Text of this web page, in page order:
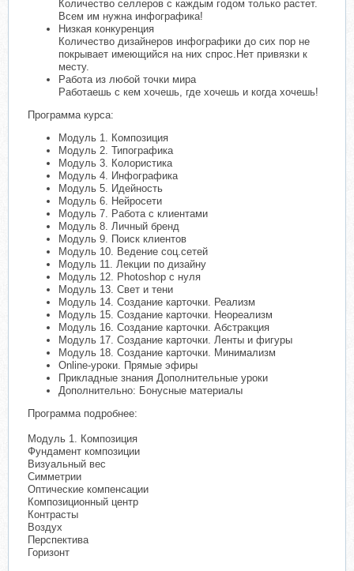
Количество селлеров с каждым годом только растет.
Всем им нужна инфографика!
Низкая конкуренция
Количество дизайнеров инфографики до сих пор не
покрывает имеющийся на них спрос.Нет привязки к
месту.
Работа из любой точки мира
Работаешь с кем хочешь, где хочешь и когда хочешь!
Программа курса:
Модуль 1. Композиция
Модуль 2. Типографика
Модуль 3. Колористика
Модуль 4. Инфографика
Модуль 5. Идейность
Модуль 6. Нейросети
Модуль 7. Работа с клиентами
Модуль 8. Личный бренд
Модуль 9. Поиск клиентов
Модуль 10. Ведение соц.сетей
Модуль 11. Лекции по дизайну
Модуль 12. Photoshop c нуля
Модуль 13. Свет и тени
Модуль 14. Создание карточки. Реализм
Модуль 15. Создание карточки. Неореализм
Модуль 16. Создание карточки. Абстракция
Модуль 17. Создание карточки. Ленты и фигуры
Модуль 18. Создание карточки. Минимализм
Online-уроки. Прямые эфиры
Прикладные знания Дополнительные уроки
Дополнительно: Бонусные материалы
Программа подробнее:
Модуль 1. Композиция
Фундамент композиции
Визуальный вес
Симметрии
Оптические компенсации
Композиционный центр
Контрасты
Воздух
Перспектива
Горизонт